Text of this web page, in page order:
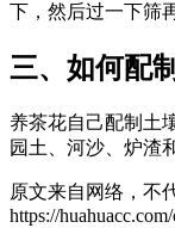
下，然后过一下筛
三、如何配制
养茶花自己配制土
园土、河沙、炉渣
原文来自网络，不
https://